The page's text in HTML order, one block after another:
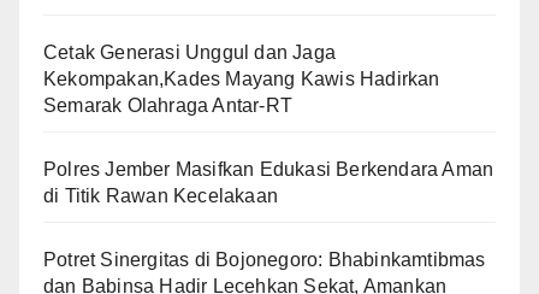
Cetak Generasi Unggul dan Jaga
Kekompakan,Kades Mayang Kawis Hadirkan
Semarak Olahraga Antar-RT
Polres Jember Masifkan Edukasi Berkendara Aman
di Titik Rawan Kecelakaan
​Potret Sinergitas di Bojonegoro: Bhabinkamtibmas
dan Babinsa Hadir Lecehkan Sekat, Amankan